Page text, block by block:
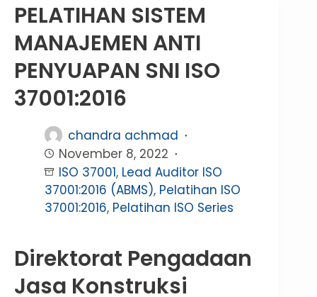
PELATIHAN SISTEM
MANAJEMEN ANTI
PENYUAPAN SNI ISO
37001:2016
chandra achmad
November 8, 2022
ISO 37001, Lead Auditor ISO
37001:2016 (ABMS), Pelatihan ISO
37001:2016, Pelatihan ISO Series
Direktorat Pengadaan
Jasa Konstruksi